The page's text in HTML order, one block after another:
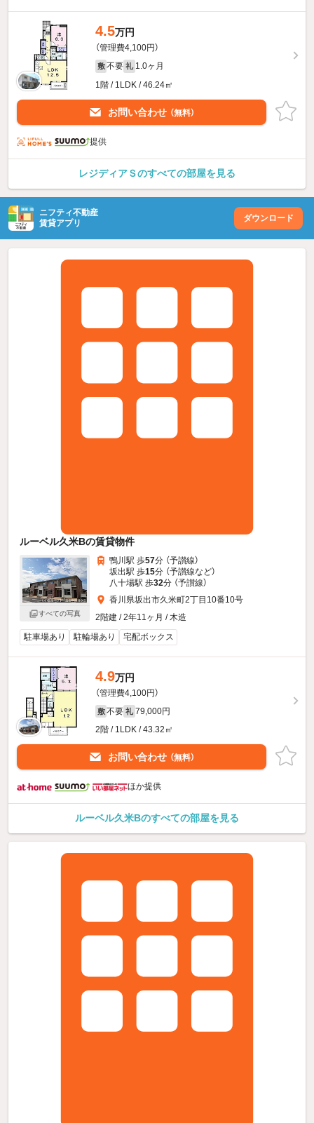
4.5万円
（管理費4,100円）
敷 不要 礼 1.0ヶ月
1階 / 1LDK / 46.24㎡
お問い合わせ （無料）
提供
レジディアＳのすべての部屋を見る
ニフティ不動産
賃貸アプリ
ダウンロード
ルーベル久米Bの賃貸物件
すべての写真
鴨川駅 歩57分 （予讃線）
坂出駅 歩15分 （予讃線など）
八十場駅 歩32分 （予讃線）
香川県坂出市久米町2丁目10番10号
2階建 / 2年11ヶ月 / 木造
駐車場あり
駐輪場あり 宅配ボックス
4.9万円
（管理費4,100円）
敷 不要 礼 79,000円
2階 / 1LDK / 43.32㎡
お問い合わせ （無料）
ほか提供
ルーベル久米Bのすべての部屋を見る